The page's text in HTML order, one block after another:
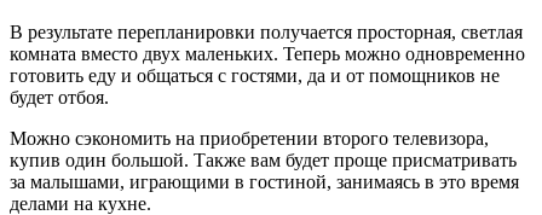
В результате перепланировки получается просторная, светлая
комната вместо двух маленьких. Теперь можно одновременно
готовить еду и общаться с гостями, да и от помощников не
будет отбоя.
Можно сэкономить на приобретении второго телевизора,
купив один большой. Также вам будет проще присматривать
за малышами, играющими в гостиной, занимаясь в это время
делами на кухне.